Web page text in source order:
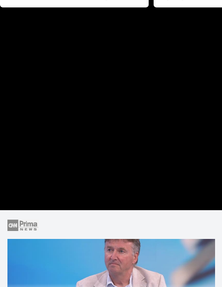
Pottera přišla s ráznou
přichází s